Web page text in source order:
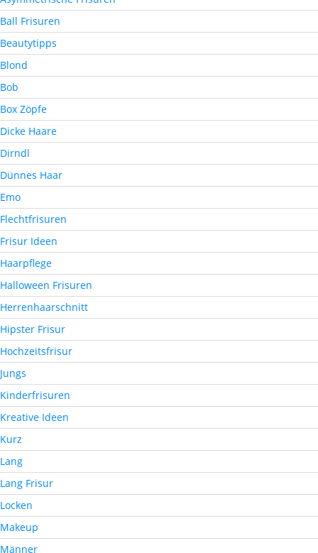
Ball Frisuren
Beautytipps
Blond
Bob
Box Zöpfe
Dicke Haare
Dirndl
Dünnes Haar
Emo
Flechtfrisuren
Frisur Ideen
Haarpflege
Halloween Frisuren
Herrenhaarschnitt
Hipster Frisur
Hochzeitsfrisur
Jungs
Kinderfrisuren
Kreative Ideen
Kurz
Lang
Lang Frisur
Locken
Makeup
Männer